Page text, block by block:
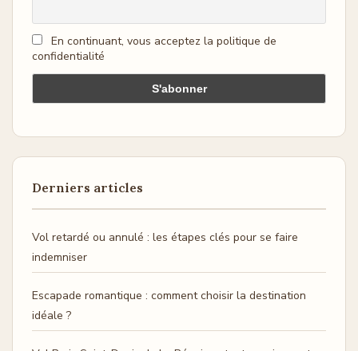
En continuant, vous acceptez la politique de
confidentialité
Derniers articles
Vol retardé ou annulé : les étapes clés pour se faire
indemniser
Escapade romantique : comment choisir la destination
idéale ?